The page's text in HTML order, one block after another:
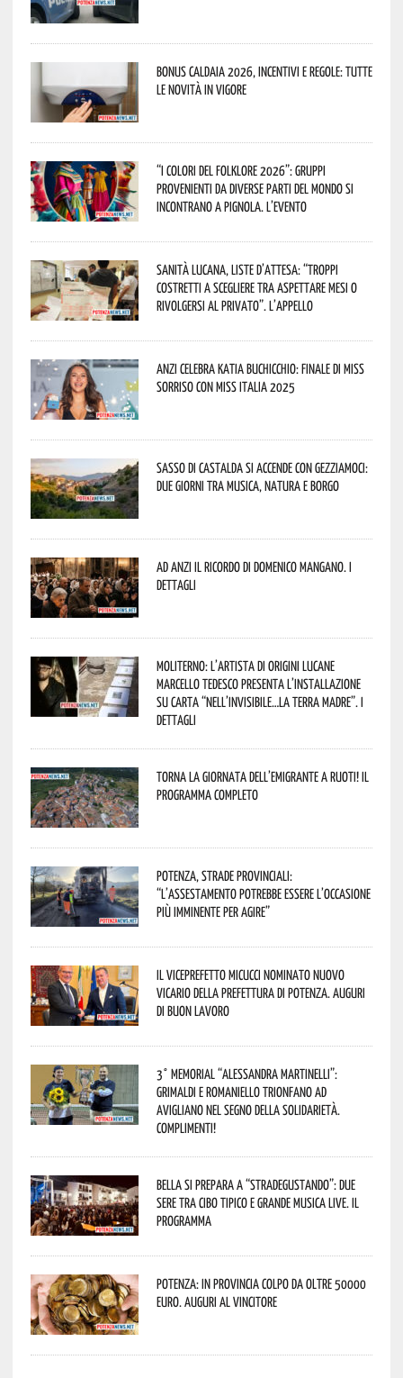
Bonus caldaia 2026, incentivi e regole: tutte
le novità in vigore
“I Colori del Folklore 2026”: gruppi
provenienti da diverse parti del mondo si
incontrano a Pignola. L’evento
Sanità lucana, liste d’attesa: “Troppi
costretti a scegliere tra aspettare mesi o
rivolgersi al privato”. L’appello
Anzi celebra Katia Buchicchio: finale di Miss
Sorriso con Miss Italia 2025
Sasso di Castalda si accende con Gezziamoci:
due giorni tra musica, natura e borgo
Ad Anzi il ricordo di Domenico Mangano. I
dettagli
Moliterno: l’artista di origini lucane
Marcello Tedesco presenta l’installazione
su carta “Nell’invisibile…la terra madre”. I
dettagli
Torna la Giornata dell’Emigrante a Ruoti! Il
programma completo
Potenza, strade provinciali:
“L’assestamento potrebbe essere l’occasione
più imminente per agire”
Il Viceprefetto Micucci nominato nuovo
Vicario della Prefettura di Potenza. Auguri
di buon lavoro
3° Memorial “Alessandra Martinelli”:
Grimaldi e Romaniello trionfano ad
Avigliano nel segno della solidarietà.
Complimenti!
Bella si prepara a “Stradegustando”: due
sere tra cibo tipico e grande musica live. Il
programma
Potenza: in provincia colpo da oltre 50000
euro. Auguri al vincitore